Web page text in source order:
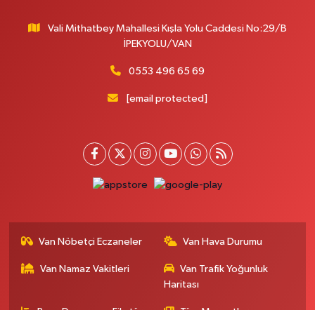
Yenı Derman Eczanesi
Akdamar Hastanesi Acil yanı. İpekyolu. Hatuniye mahallesi terzioğlu, Eski
Yol Tarifi Al
Hayat Eczanesi
Kışla Mah.Çınarlı Cad.1038 Sk.No:93 3-4
0 (432) 354 37 36 Yol Tarifi Al
BAHÇELİEVLER MAH.MUSLİH GÖRENTAŞ BULVARI NO:57Çağdaş fırının
Vali Mithatbey Mahallesi Kışla Yolu Caddesi No:29/B
İPEKYOLU/VAN
0553 496 65 69
[email protected]
Van Nöbetçi Eczaneler Van Hava Durumu
Van Namaz Vakitleri
Van Trafik Yoğunluk
Haritası